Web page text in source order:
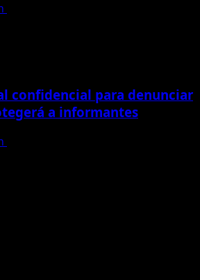
confidencial para denunciar
a informantes